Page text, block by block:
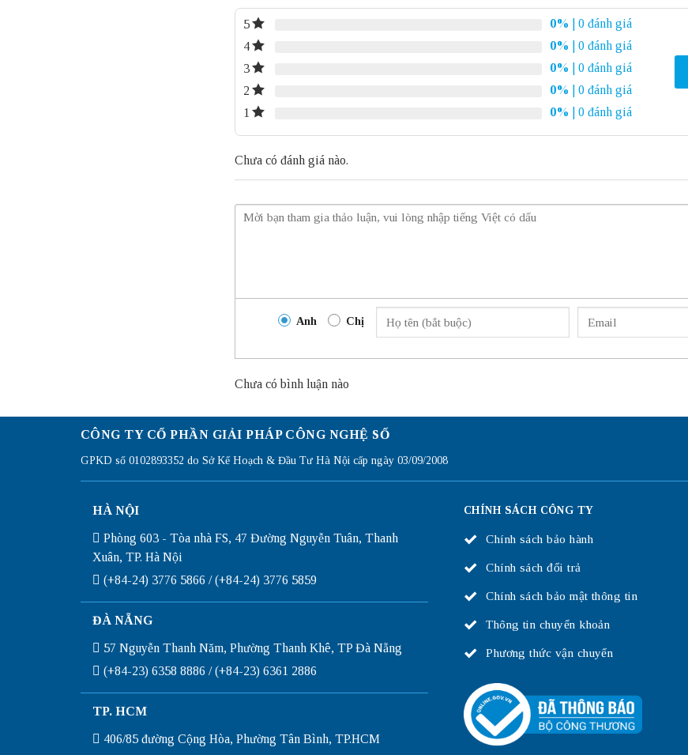
5 0%
| 0 đánh giá
4
0%
| 0 đánh giá
3
0%
| 0 đánh giá
2
0%
| 0 đánh giá
1
0% | 0 đánh giá
Chưa có đánh giá nào.
Anh Chị
Chưa có bình luận nào
CÔNG TY CỔ PHẦN GIẢI PHÁP CÔNG NGHỆ SỐ
GPKD số 0102893352 do Sở Kế Hoạch & Đầu Tư Hà Nội cấp ngày 03/09/2008
HÀ NỘI
Phòng 603 - Tòa nhà FS, 47 Đường Nguyễn Tuân, Thanh
Xuân, TP. Hà Nội
(+84-24) 3776 5866 / (+84-24) 3776 5859
ĐÀ NẴNG
57 Nguyễn Thanh Năm, Phường Thanh Khê, TP Đà Nẵng
(+84-23) 6358 8886 / (+84-23) 6361 2886
TP. HCM
406/85 đường Cộng Hòa, Phường Tân Bình, TP.HCM
CHÍNH SÁCH CÔNG TY
Chính sách bảo hành
Chính sách đổi trả
Chính sách bảo mật thông tin
Thông tin chuyển khoản
Phương thức vận chuyển